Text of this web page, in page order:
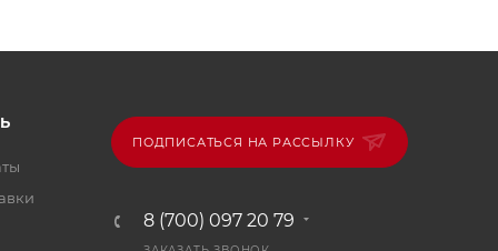
ПОДПИСАТЬСЯ НА РАССЫЛКУ
8 (700) 097 20 79